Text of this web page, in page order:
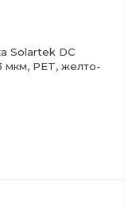
Solartek DC
мкм, PET, желто-